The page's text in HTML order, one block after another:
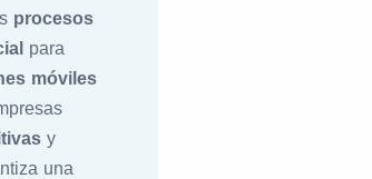
procesos
para
móviles
y
una